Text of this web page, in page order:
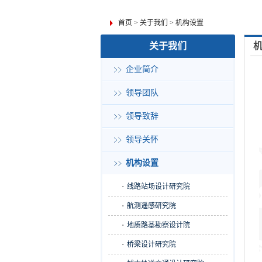
首页 > 关于我们 > 机构设置
关于我们
企业简介
领导团队
领导致辞
领导关怀
机构设置
线路站场设计研究院
航测遥感研究院
地质路基勘察设计院
桥梁设计研究院